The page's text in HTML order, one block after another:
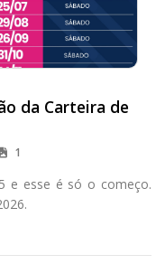
da Carteira de
1
e esse é só o começo.